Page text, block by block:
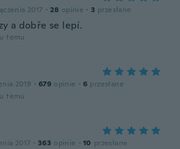
2017 · 28 opinie · 3 przesłane
a dobře se lepí.
temu
2019 · 679 opinie · 6 przesłane
temu
2017 · 363 opinie · 10 przesłane